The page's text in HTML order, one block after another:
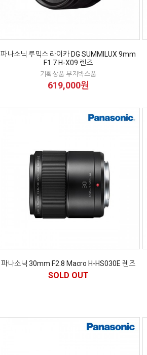
파나소닉 루믹스 라이카 DG SUMMILUX 9mm
F1.7 H-X09 렌즈
기획상품 무지박스품
619,000원
파나소닉 30mm F2.8 Macro H-HS030E 렌즈
SOLD OUT